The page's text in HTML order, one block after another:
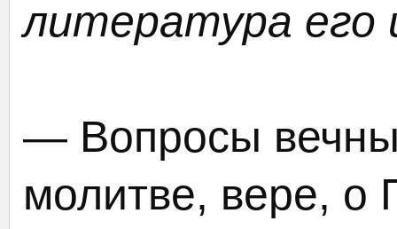
литература его
— Вопросы
молитве, вере,